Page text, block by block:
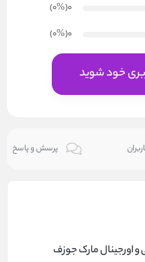
0(۰%
)
0(۰%
)
خود شوید
پرسش و پاسخ
و اورجینال مارک جوزف